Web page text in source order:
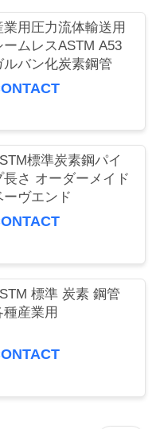
業用圧力流体輸送用
ームレスASTM A53
ルバン化炭素鋼管
標準炭素鋼パイ
長さ オーダーメイド
ーヴエンド
標準 炭素 鋼管
種産業用